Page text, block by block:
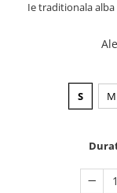
Ie traditionala
S M